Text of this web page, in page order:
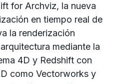
for Archviz, la nueva
en tiempo real de
la renderización
mediante la
4D y Redshift con
como Vectorworks y